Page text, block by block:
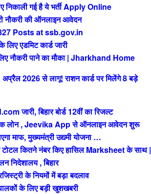
गई है ये भर्ती Apply Online
की ऑनलाइन आवेदन
Posts at ssb.gov.in
एडमिट कार्ड जारी
नौकरी पाने का मौका | Jharkhand Home
2026 से लागू! राशन कार्ड पर मिलेंगे 8 बड़े
जारी, बिहार बोर्ड 12वीं का रिजल्ट
लोन , Jeevika App से ऑनलाइन आवेदन शुरू
मुख्यमंत्री उद्यमी योजना …
कितने नंबर किए हासिल Marksheet के साथ |
निदेशालय , बिहार
के नियमों में बड़ा बदलाव
के लिए बड़ी खुशखबरी